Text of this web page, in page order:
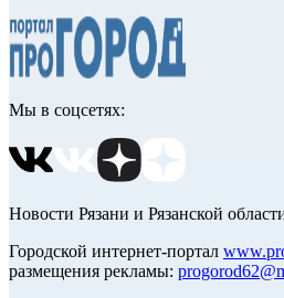
Мы в соцсетях:
Новости Рязани и Рязанской
Городской интернет-портал
размещения рекламы: